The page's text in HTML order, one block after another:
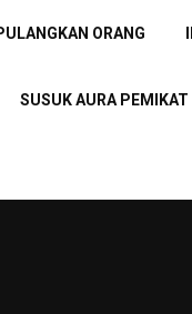
ORANG
SUSUK AURA PEMIKAT